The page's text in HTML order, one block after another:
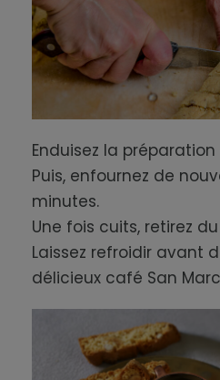
Enduisez la
Puis, enfournez de
minutes.
Une fois cuits, retirez
Laissez refroidir avant
délicieux café San